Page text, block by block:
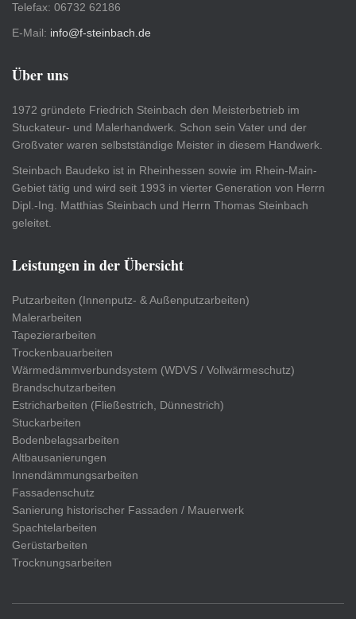
Telefax: 06732 62186
E-Mail: info@f-steinbach.de
Über uns
1972 gründete Friedrich Steinbach den Meisterbetrieb im
Stuckateur- und Malerhandwerk. Schon sein Vater und der
Großvater waren selbstständige Meister in diesem Handwerk.
Steinbach Baudeko ist in Rheinhessen sowie im Rhein-Main-
Gebiet tätig und wird seit 1993 in vierter Generation von Herrn
Dipl.-Ing. Matthias Steinbach und Herrn Thomas Steinbach
geleitet.
Leistungen in der Übersicht
Putzarbeiten (Innenputz- & Außenputzarbeiten)
Malerarbeiten
Tapezierarbeiten
Trockenbauarbeiten
Wärmedämmverbundsystem (WDVS / Vollwärmeschutz)
Brandschutzarbeiten
Estricharbeiten (Fließestrich, Dünnestrich)
Stuckarbeiten
Bodenbelagsarbeiten
Altbausanierungen
Innendämmungsarbeiten
Fassadenschutz
Sanierung historischer Fassaden / Mauerwerk
Spachtelarbeiten
Gerüstarbeiten
Trocknungsarbeiten